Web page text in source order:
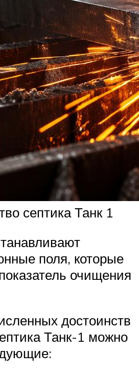
септика Танк 1
поля, которые
очищения
достоинств
Танк-1 можно